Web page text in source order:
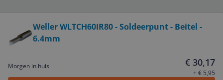
Weller WLTCH60IR80 - Soldeerpunt - Beitel -
6.4mm
Morgen in huis € 30,17
+ € 5,95
Service
Algemeen